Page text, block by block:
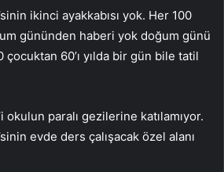
ikinci ayakkabısı yok. Her 100
gününden haberi yok doğum günü
çocuktan 60’ı yılda bir gün bile tatil
okulun paralı gezilerine katılamıyor.
evde ders çalışacak özel alanı